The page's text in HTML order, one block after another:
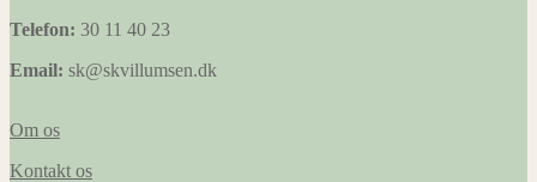
Telefon: 30 11 40 23
Email: sk@skvillumsen.dk
Om os
Kontakt os